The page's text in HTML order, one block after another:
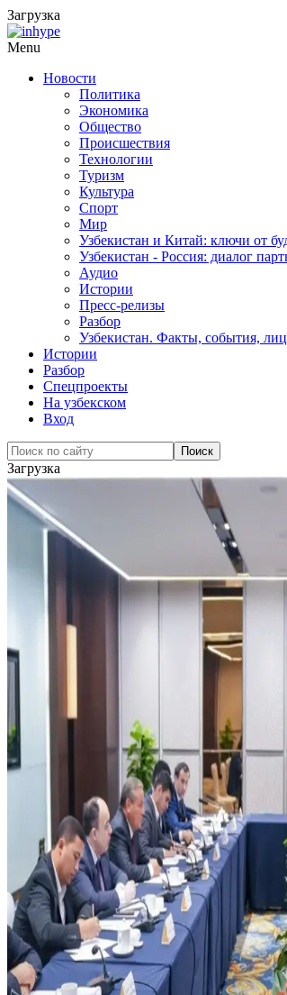
Загрузка
Menu
Новости
Политика
Экономика
Общество
Происшествия
Технологии
Туризм
Культура
Спорт
Мир
Узбекистан и Китай: ключи от
Узбекистан - Россия: диалог
Аудио
Истории
Пресс-релизы
Разбор
Узбекистан. Факты, события,
Истории
Разбор
Спецпроекты
На узбекском
Вход
Загрузка